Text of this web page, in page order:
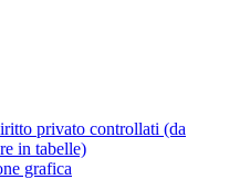
privato controllati (da
in tabelle)
grafica